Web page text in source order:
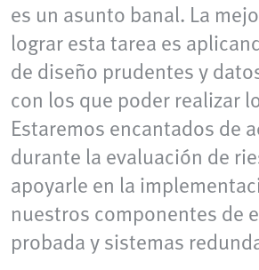
es un asunto banal. La
lograr esta tarea es
de diseño prudentes y
con los que poder realizar
Estaremos encantados de
durante la evaluación de
apoyarle en la
nuestros componentes de
probada y sistemas